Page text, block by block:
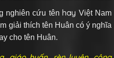
nghiên cứu tên hay Việt Nam
giải thích tên Huân có ý nghĩa
cho tên Huân.